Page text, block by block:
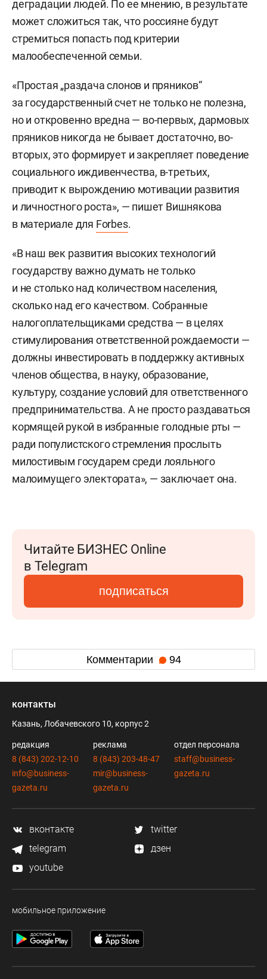
деградации людей. По ее мнению, в результате
может сложиться так, что россияне будут
стремиться попасть под критерии
малообеспеченной семьи.
«Простая „раздача слонов и пряников“
за государственный счет не только не полезна,
но и откровенно вредна — во-первых, дармовых
пряников никогда не бывает достаточно, во-
вторых, это формирует и закрепляет поведение
социального иждивенчества, в-третьих,
приводит к вырождению мотивации развития
и личностного роста», — пишет Вишнякова
в материале для Forbes.
«В наш век развития высоких технологий
государству важно думать не только
и не столько над количеством населения,
сколько над его качеством. Собранные
налогоплательщиками средства — в целях
стимулирования ответственной рождаемости —
должны инвестировать в поддержку активных
членов общества, в науку, образование,
культуру, создание условий для ответственного
предпринимательства. А не просто раздаваться
кормящей рукой в избранные голодные рты —
ради популистского стремления прослыть
милостивым государем среди лояльного
малоимущего электората», — заключает она.
Читайте БИЗНЕС Online
в Telegram
подписаться
Комментарии 94
контакты
Казань, Лобачевского 10, корпус 2
редакция
8 (843) 202-12-10
info@business-
gazeta.ru
реклама
8 (843) 203-48-47
mir@business-
gazeta.ru
отдел персонала
staff@business-
gazeta.ru
вконтакте
twitter
telegram
дзен
youtube
мобильное приложение